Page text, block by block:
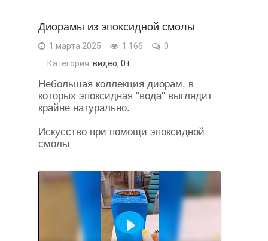
Диорамы из эпоксидной смолы
1 марта 2025 1 166
0
Категория: видео, 0+
Небольшая коллекция диорам, в
которых эпоксидная "вода" выглядит
крайне натурально.
Искусство при помощи эпоксидной
смолы
Воспроизвести